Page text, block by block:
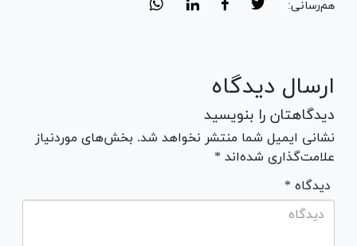
هم‌رسانی:
ارسال دیدگاه
دیدگاهتان را بنویسید
نشانی ایمیل شما منتشر نخواهد شد. بخش‌های موردنیاز
علامت‌گذاری شده‌اند *
* دیدگاه